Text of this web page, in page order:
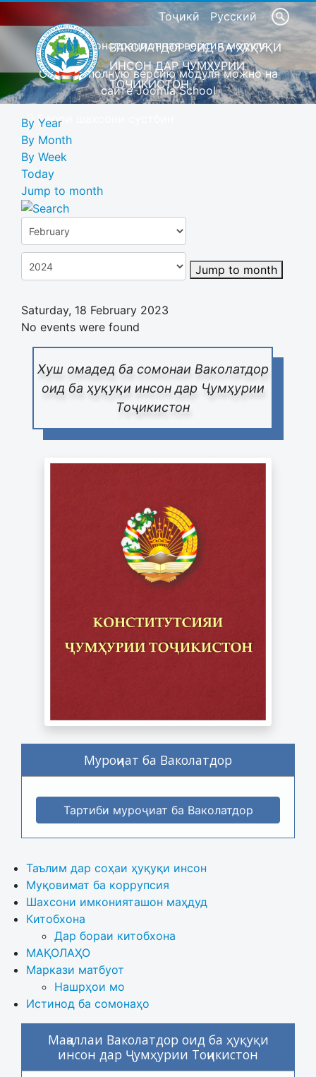
Тоҷикӣ Русский
Это демонстрационная версия модуля
Скачать полную версию модуля можно на
сайте Joomla School
Барои шахсони сустбин
ВАКОЛАТДОР ОИД БА ҲУҚУҚИ
ИНСОН ДАР ҶУМҲУРИИ
ТОҶИКИСТОН
Хуш омадед ба сомонаи Ваколатдор
оид ба ҳуқуқи инсон дар Ҷумҳурии
Тоҷикистон
Муроҷиат ба Ваколатдор
Тартиби муроҷиат ба Ваколатдор
Таълим дар соҳаи ҳуқуқи инсон
Муқовимат ба коррупсия
Шахсони имконияташон маҳдуд
Китобхона
Дар бораи китобхона
МАҚОЛАҲО
Маркази матбуот
Нашрҳои мо
Истинод ба сомонаҳо
Маҷаллаи Ваколатдор оид ба ҳуқуқи
инсон дар Ҷумҳурии Тоҷикистон
By Year
By Month
By Week
Today
Jump to month
Jump to month
Saturday, 18 February 2023
No events were found